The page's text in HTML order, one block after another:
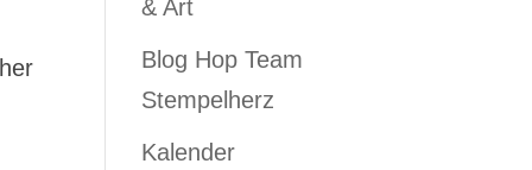
& Art
Blog Hop Team
Stempelherz
Kalender